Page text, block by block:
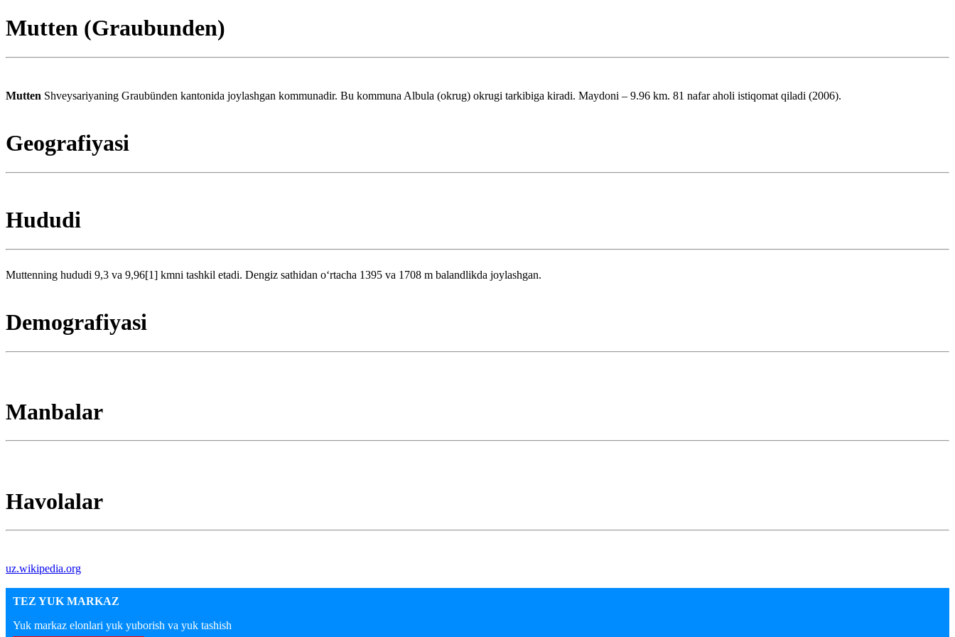
Mutten (Graubunden)
Mutten Shveysariyaning Graubünden kantonida joylashgan kommunadir. Bu kommuna Albula (okrug) okrugi tarkibiga kiradi. Maydoni – 9.96 km. 81 nafar aholi istiqomat qiladi (2006).
Geografiyasi
Hududi
Muttenning hududi 9,3 va 9,96[1] kmni tashkil etadi. Dengiz sathidan oʻrtacha 1395 va 1708 m balandlikda joylashgan.
Demografiyasi
Manbalar
Havolalar
uz.wikipedia.org
TEZ YUK MARKAZ
Yuk markaz elonlari yuk yuborish va yuk tashish